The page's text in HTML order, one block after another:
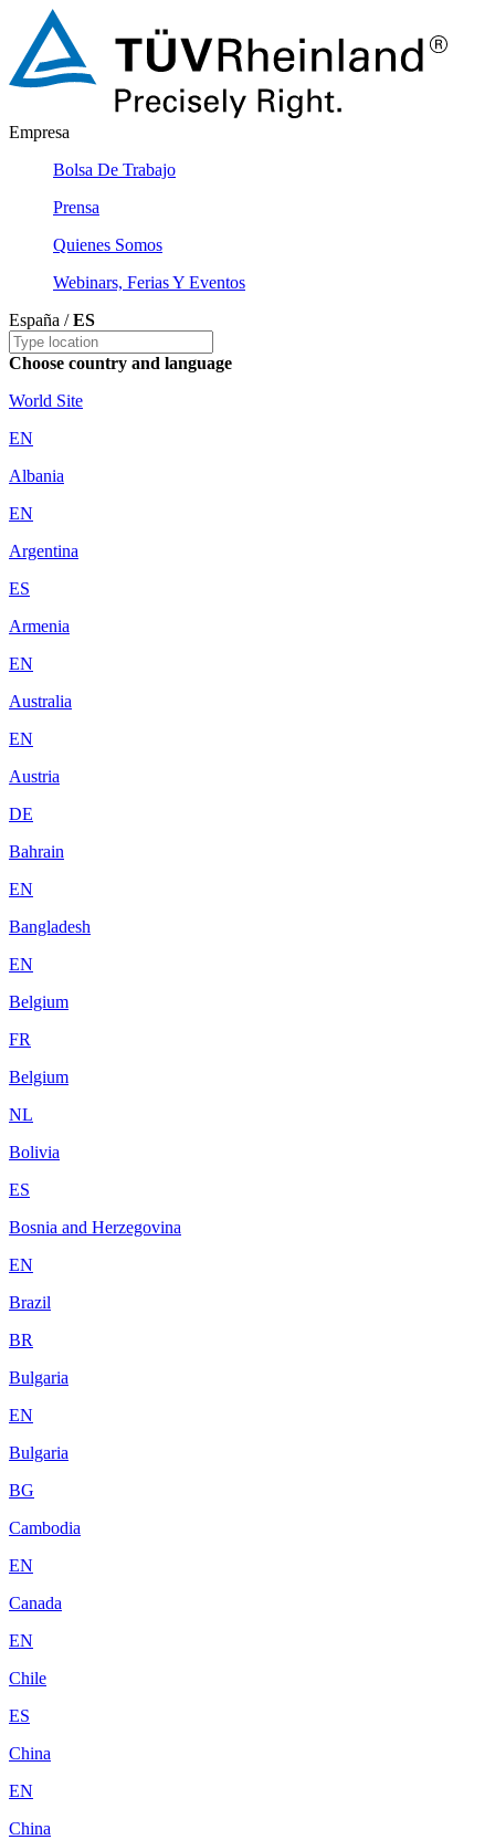
Empresa
Bolsa De Trabajo
Prensa
Quienes Somos
Webinars, Ferias Y Eventos
España /ES
Choose country and language
World Site
EN
Albania
EN
Argentina
ES
Armenia
EN
Australia
EN
Austria
DE
Bahrain
EN
Bangladesh
EN
Belgium
FR
Belgium
NL
Bolivia
ES
Bosnia and Herzegovina
EN
Brazil
BR
Bulgaria
EN
Bulgaria
BG
Cambodia
EN
Canada
EN
Chile
ES
China
EN
China